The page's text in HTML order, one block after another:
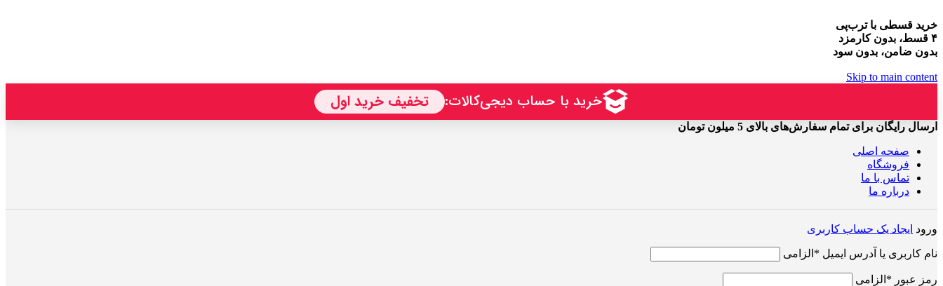
خرید قسطی با ترب‌پی
۴ قسط، بدون کارمزد
بدون ضامن، بدون سود
Skip to main content
ارسال رایگان برای تمام سفارش‌های بالای 5 میلون تومان
صفحه اصلی
فروشگاه
تماس با ما
درباره ما
ورود ایجاد یک حساب کاربری
نام کاربری یا آدرس ایمیل * الزامی
رمز عبور * الزامی